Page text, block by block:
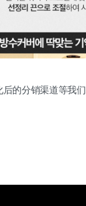
的分销渠道等我